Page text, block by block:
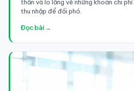
thần và lo lắng về những khoản chi
thu nhập để đối phó.
Đọc bài →